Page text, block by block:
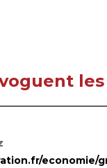
economie/